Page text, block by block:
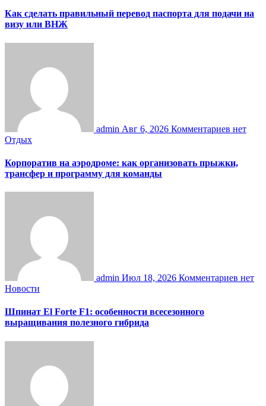
Как сделать правильный перевод паспорта для подачи на
визу или ВНЖ
admin Авг 6, 2026 Комментариев нет
Отдых
Корпоратив на аэродроме: как организовать прыжки,
трансфер и программу для команды
admin Июл 18, 2026 Комментариев нет
Новости
Шпинат El Forte F1: особенности всесезонного
выращивания полезного гибрида